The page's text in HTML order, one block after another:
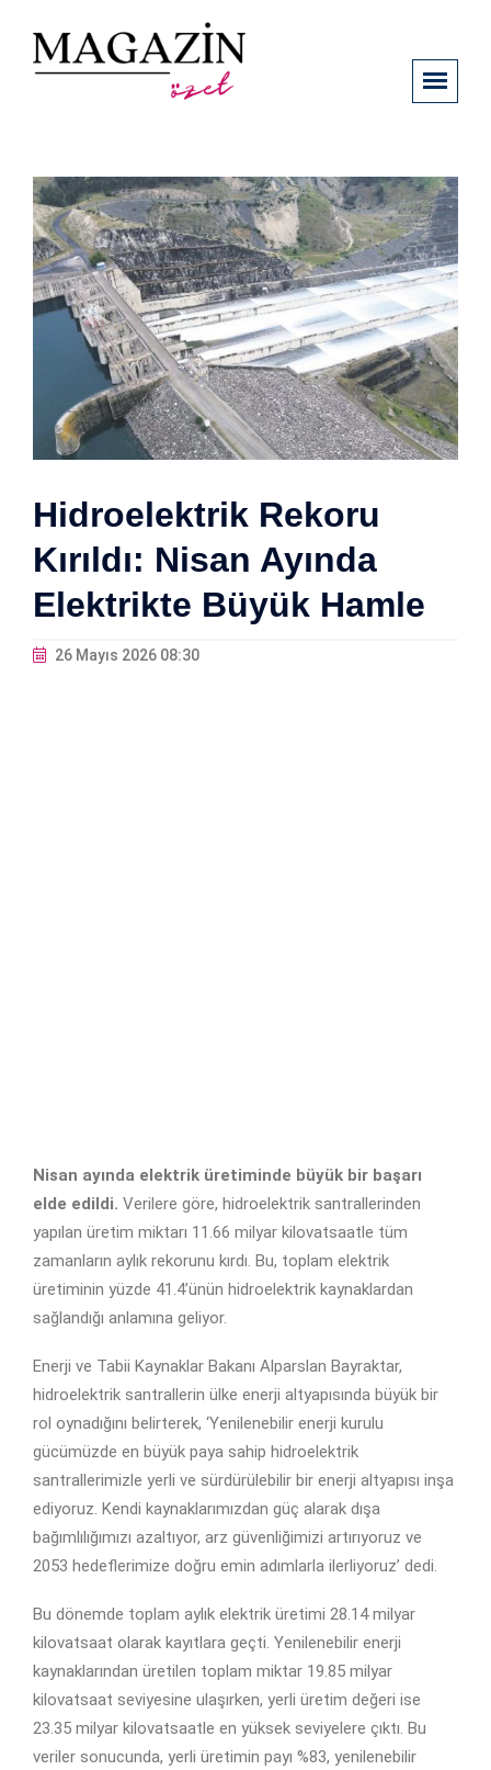
Hidroelektrik Rekoru
Kırıldı: Nisan Ayında
Elektrikte Büyük Hamle
26 Mayıs 2026 08:30
Nisan ayında elektrik üretiminde büyük bir başarı
elde edildi. Verilere göre, hidroelektrik santrallerinden
yapılan üretim miktarı 11.66 milyar kilovatsaatle tüm
zamanların aylık rekorunu kırdı. Bu, toplam elektrik
üretiminin yüzde 41.4’ünün hidroelektrik kaynaklardan
sağlandığı anlamına geliyor.
Enerji ve Tabii Kaynaklar Bakanı Alparslan Bayraktar,
hidroelektrik santrallerin ülke enerji altyapısında büyük bir
rol oynadığını belirterek, ‘Yenilenebilir enerji kurulu
gücümüzde en büyük paya sahip hidroelektrik
santrallerimizle yerli ve sürdürülebilir bir enerji altyapısı inşa
ediyoruz. Kendi kaynaklarımızdan güç alarak dışa
bağımlılığımızı azaltıyor, arz güvenliğimizi artırıyoruz ve
2053 hedeflerimize doğru emin adımlarla ilerliyoruz’ dedi.
Bu dönemde toplam aylık elektrik üretimi 28.14 milyar
kilovatsaat olarak kayıtlara geçti. Yenilenebilir enerji
kaynaklarından üretilen toplam miktar 19.85 milyar
kilovatsaat seviyesine ulaşırken, yerli üretim değeri ise
23.35 milyar kilovatsaatle en yüksek seviyelere çıktı. Bu
veriler sonucunda, yerli üretimin payı %83, yenilenebilir